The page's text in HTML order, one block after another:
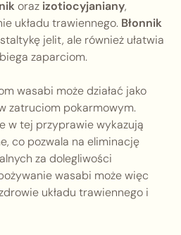
oraz izotiocyjaniany,
układu trawiennego. Błonnik
jelit, ale również ułatwia
zaparciom.
wasabi może działać jako
zatruciom pokarmowym.
w tej przyprawie wykazują
co pozwala na eliminację
za dolegliwości
wasabi może więc
układu trawiennego i